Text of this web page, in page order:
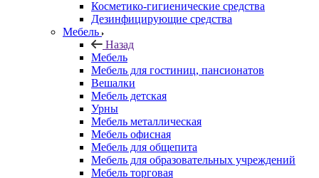
Косметико-гигиенические средства
Дезинфицирующие средства
Мебель
Назад
Мебель
Мебель для гостиниц, пансионатов
Вешалки
Мебель детская
Урны
Мебель металлическая
Мебель офисная
Мебель для общепита
Мебель для образовательных учреждений
Мебель торговая